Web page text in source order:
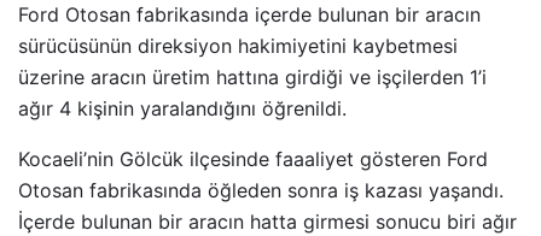
Ford Otosan fabrikasında içerde bulunan bir aracın
sürücüsünün direksiyon hakimiyetini kaybetmesi
üzerine aracın üretim hattına girdiği ve işçilerden 1’i
ağır 4 kişinin yaralandığını öğrenildi.
Kocaeli’nin Gölcük ilçesinde faaaliyet gösteren Ford
Otosan fabrikasında öğleden sonra iş kazası yaşandı.
İçerde bulunan bir aracın hatta girmesi sonucu biri ağır